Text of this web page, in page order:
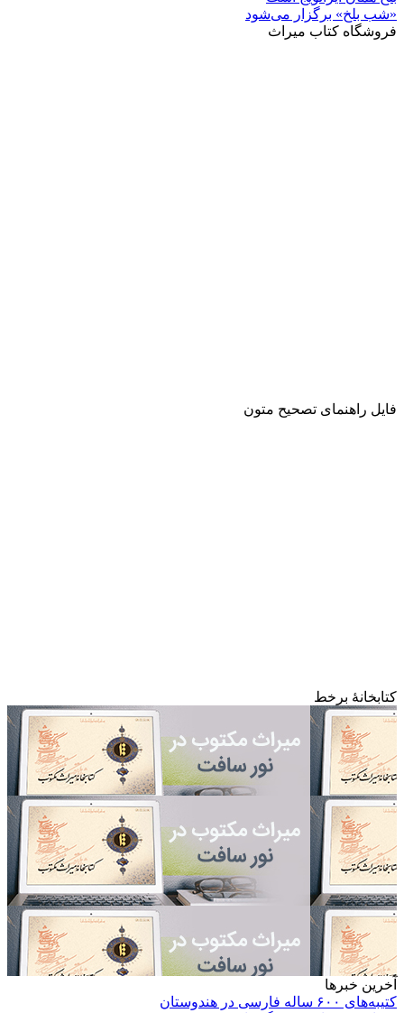
برگزار می‌شود
کتاب میراث
تصحیح متون
برخط
هندوستان